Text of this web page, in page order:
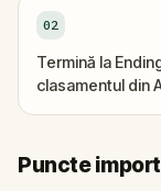
02
Termină la
clasamentul din
Puncte